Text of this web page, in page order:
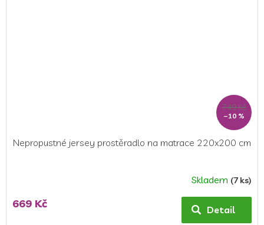
749 Kč
–10 %
Nepropustné jersey prostěradlo na matrace 220x200 cm
produktu
Skladem (7 ks)
669 Kč Detail